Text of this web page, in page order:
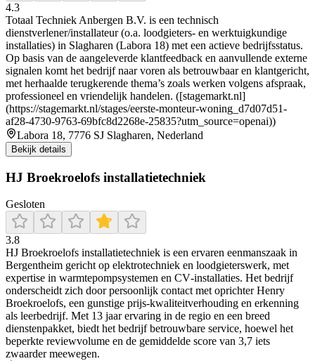
4.3
Totaal Techniek Anbergen B.V. is een technisch
dienstverlener/installateur (o.a. loodgieters- en werktuigkundige
installaties) in Slagharen (Labora 18) met een actieve bedrijfsstatus.
Op basis van de aangeleverde klantfeedback en aanvullende externe
signalen komt het bedrijf naar voren als betrouwbaar en klantgericht,
met herhaalde terugkerende thema’s zoals werken volgens afspraak,
professioneel en vriendelijk handelen. ([stagemarkt.nl]
(https://stagemarkt.nl/stages/eerste-monteur-woning_d7d07d51-
af28-4730-9763-69bfc8d2268e-25835?utm_source=openai))
Labora 18, 7776 SJ Slagharen, Nederland
Bekijk details
HJ Broekroelofs installatietechniek
Gesloten
3.8
HJ Broekroelofs installatietechniek is een ervaren eenmanszaak in
Bergentheim gericht op elektrotechniek en loodgieterswerk, met
expertise in warmtepompsystemen en CV‑installaties. Het bedrijf
onderscheidt zich door persoonlijk contact met oprichter Henry
Broekroelofs, een gunstige prijs‑kwaliteitverhouding en erkenning
als leerbedrijf. Met 13 jaar ervaring in de regio en een breed
dienstenpakket, biedt het bedrijf betrouwbare service, hoewel het
beperkte reviewvolume en de gemiddelde score van 3,7 iets
zwaarder meewegen.